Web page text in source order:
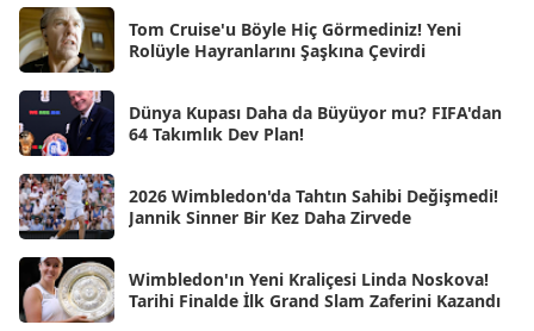
Ara 2024 [25]
Kas 2024
Eki 2024 [46]
Eyl 2024
Ağu 2024 [10]
Tem 2024
Haz 2024 [30]
Tom Cruise'u Böyle Hiç Görmediniz! Yeni
Rolüyle Hayranlarını Şaşkına Çevirdi
Dünya Kupası Daha da Büyüyor mu? FIFA'dan
64 Takımlık Dev Plan!
2026 Wimbledon'da Tahtın Sahibi Değişmedi!
Jannik Sinner Bir Kez Daha Zirvede
Wimbledon'ın Yeni Kraliçesi Linda Noskova!
Tarihi Finalde İlk Grand Slam Zaferini Kazandı